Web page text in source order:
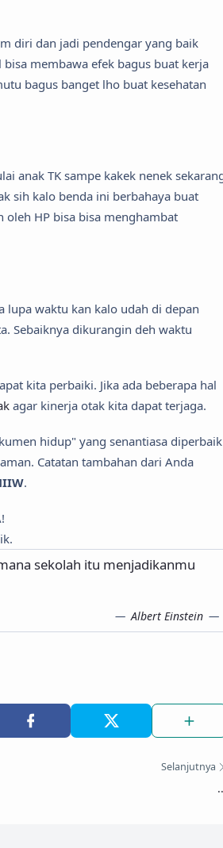
diri dan jadi pendengar yang baik
membawa efek bagus buat kerja
bagus banget lho buat kesehatan
anak TK sampe kakek nenek
sih kalo benda ini berbahaya buat
HP bisa bisa menghambat
lupa waktu kan kalo udah di depan
Sebaiknya dikurangin deh waktu
kita perbaiki. Jika ada beberapa hal
agar kinerja otak kita dapat terjaga.
hidup" yang senantiasa
Catatan tambahan dari Anda
.
sekolah itu menjadikanmu
Albert Einstein
Selanjutnya